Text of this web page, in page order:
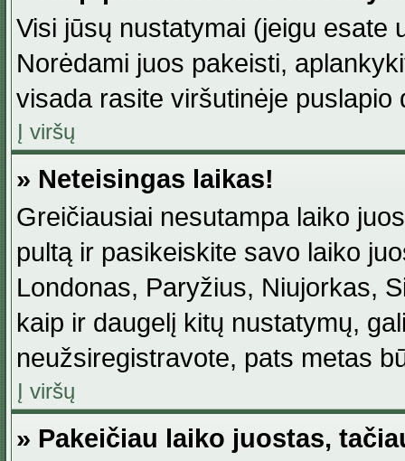
Visi jūsų nustatymai (jeigu esate
Norėdami juos pakeisti,
visada rasite viršutinėje
Į viršų
» Neteisingas laikas!
Greičiausiai nesutampa laiko
pultą ir pasikeiskite savo laiko
Londonas, Paryžius, Niujorkas,
kaip ir daugelį kitų nustatymų,
neužsiregistravote, pats metas
Į viršų
» Pakeičiau laiko juostas,